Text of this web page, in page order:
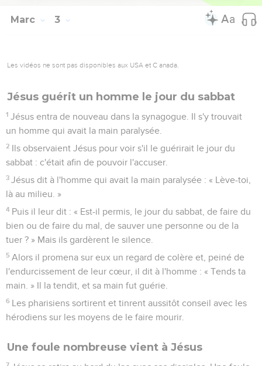
Marc 3
Les vidéos ne sont pas disponibles aux USA et C anada.
Jésus guérit un homme le jour du sabbat
1 Jésus entra de nouveau dans la synagogue. Il s'y trouvait
un homme qui avait la main paralysée.
2 Ils observaient Jésus pour voir s'il le guérirait le jour du
sabbat : c'était afin de pouvoir l'accuser.
3 Jésus dit à l'homme qui avait la main paralysée : « Lève-toi,
là au milieu. »
4 Puis il leur dit : « Est-il permis, le jour du sabbat, de faire du
bien ou de faire du mal, de sauver une personne ou de la
tuer ? » Mais ils gardèrent le silence.
5 Alors il promena sur eux un regard de colère et, peiné de
l'endurcissement de leur cœur, il dit à l'homme : « Tends ta
main. » Il la tendit, et sa main fut guérie.
6 Les pharisiens sortirent et tinrent aussitôt conseil avec les
hérodiens sur les moyens de le faire mourir.
Une foule nombreuse vient à Jésus
7